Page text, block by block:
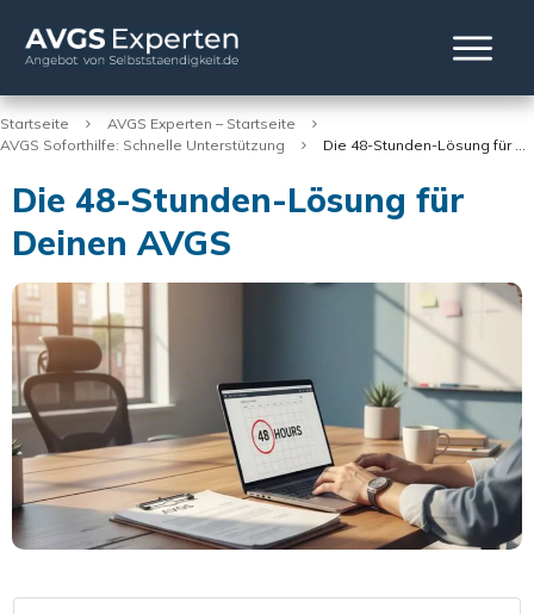
Startseite
AVGS Experten – Startseite
AVGS Soforthilfe: Schnelle Unterstützung
Die 48-Stunden-Lösung für Deinen AVGS
Die 48-Stunden-Lösung für
Deinen AVGS